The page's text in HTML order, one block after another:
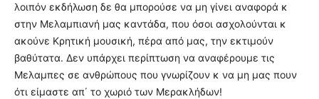
λοιπόν εκδήλωση δε θα μπορούσε να μη γίνει αναφορά κ
στην Μελαμπιανή μας καντάδα, που όσοι ασχολούνται κ
ακούνε Κρητική μουσική, πέρα από μας, την εκτιμούν
βαθύτατα. Δεν υπάρχει περίπτωση να αναφέρουμε τις
Μελαμπες σε ανθρώπους που γνωρίζουν κ να μη μας πουν
ότι είμαστε απ΄ το χωριό των Μερακλήδων!